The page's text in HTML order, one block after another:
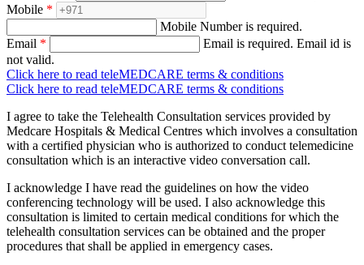
Mobile *
Mobile Number is required.
Email * Email is required. Email id is
not valid.
Click here to read teleMEDCARE terms & conditions
Click here to read teleMEDCARE terms & conditions
I agree to take the Telehealth Consultation services provided by
Medcare Hospitals & Medical Centres which involves a consultation
with a certified physician who is authorized to conduct telemedicine
consultation which is an interactive video conversation call.
I acknowledge I have read the guidelines on how the video
conferencing technology will be used. I also acknowledge this
consultation is limited to certain medical conditions for which the
telehealth consultation services can be obtained and the proper
procedures that shall be applied in emergency cases.